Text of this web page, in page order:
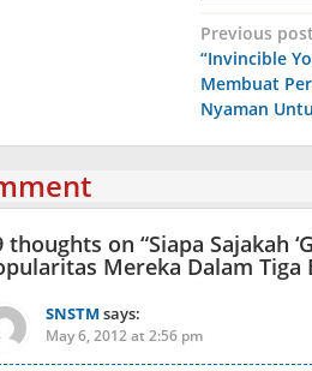
Post
Previous post
“Invincible
Membuat
Nyaman
thoughts on “Siapa Sajakah
Mereka Dalam Tiga
SNSTMsays:
May 6, 2012 at 2:56 pm